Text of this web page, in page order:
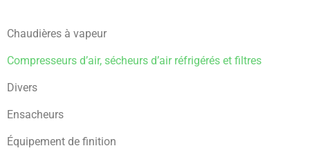
Chaudières à vapeur
Compresseurs d’air, sécheurs d’air réfrigérés et filtres
Divers
Ensacheurs
Équipement de finition